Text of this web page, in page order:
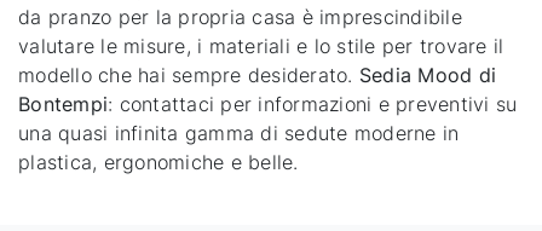
da pranzo per la propria casa è imprescindibile
valutare le misure, i materiali e lo stile per trovare il
modello che hai sempre desiderato. Sedia Mood di
Bontempi: contattaci per informazioni e preventivi su
una quasi infinita gamma di sedute moderne in
plastica, ergonomiche e belle.